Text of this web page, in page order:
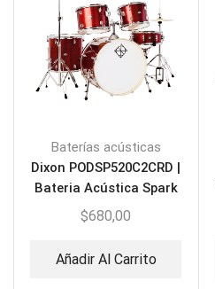
Baterías acústicas
Dixon PODSP520C2CRD |
Bateria Acústica Spark
Series Ciclon Rojo
$680,00
Añadir Al Carrito